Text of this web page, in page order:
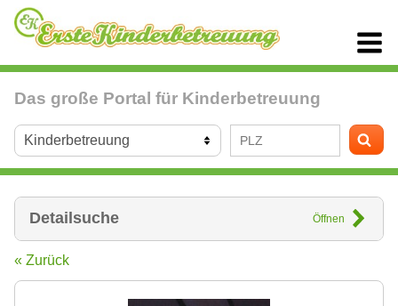
Das große Portal für Kinderbetreuung
Detailsuche Öffnen
« Zurück